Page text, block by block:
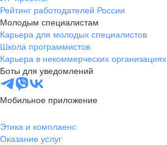
Рейтинг работодателей России
Молодым специалистам
Карьера для молодых специалистов
Школа программистов
Карьера в некоммерческих организациях
Боты для уведомлений
Мобильное приложение
Этика и комплаенс
Оказание услуг